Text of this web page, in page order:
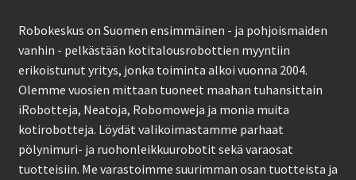
Robokeskus on Suomen ensimmäinen - ja pohjoismaiden
vanhin - pelkästään kotitalousrobottien myyntiin
erikoistunut yritys, jonka toiminta alkoi vuonna 2004.
Olemme vuosien mittaan tuoneet maahan tuhansittain
iRobotteja, Neatoja, Robomoweja ja monia muita
kotirobotteja. Löydät valikoimastamme parhaat
pölynimuri- ja ruohonleikkuurobotit sekä varaosat
tuotteisiin. Me varastoimme suurimman osan tuotteista ja